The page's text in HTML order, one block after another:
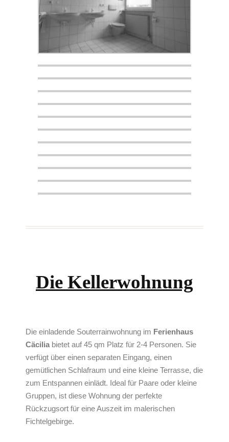
Die Kellerwohnung
Die einladende Souterrainwohnung im Ferienhaus
Cäcilia bietet auf 45 qm Platz für 2-4 Personen. Sie
verfügt über einen separaten Eingang, einen
gemütlichen Schlafraum und eine kleine Terrasse, die
zum Entspannen einlädt. Ideal für Paare oder kleine
Gruppen, ist diese Wohnung der perfekte
Rückzugsort für eine Auszeit im malerischen
Fichtelgebirge.